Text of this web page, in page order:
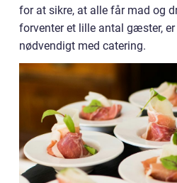
for at sikre, at alle får mad og
forventer et lille antal gæster,
nødvendigt med catering.